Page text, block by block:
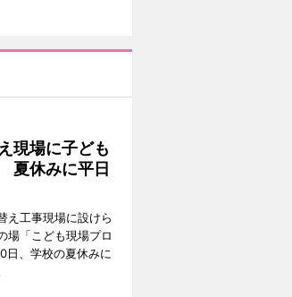
現場に子ども
夏休みに平日
え工事現場に設けら
場「こども現場プロ
日、学校の夏休みに